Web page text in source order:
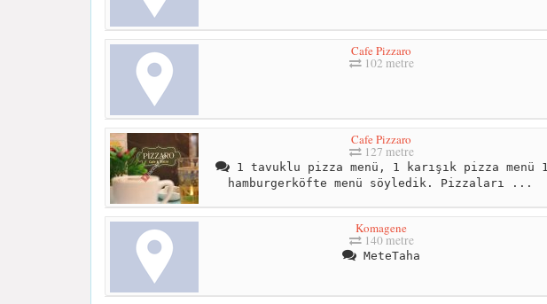
Cafe Pizzaro
102 metre
Cafe Pizzaro
127 metre
1 tavuklu pizza menü, 1 karışık pizza menü 1
hamburgerköfte menü söyledik. Pizzaları ...
Komagene
140 metre
MeteTaha